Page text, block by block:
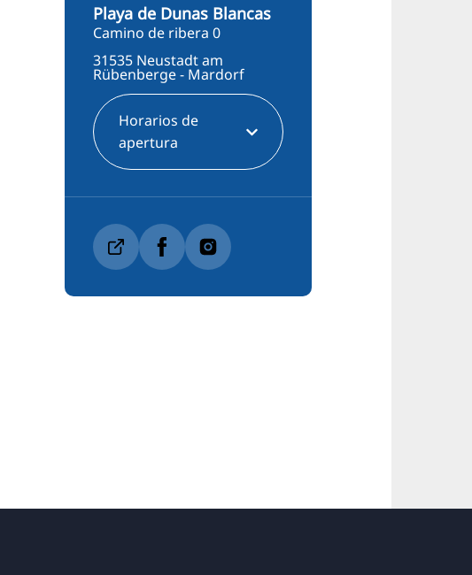
Playa de Dunas Blancas
Camino de ribera 0
31535 Neustadt am
Rübenberge - Mardorf
Horarios de
apertura